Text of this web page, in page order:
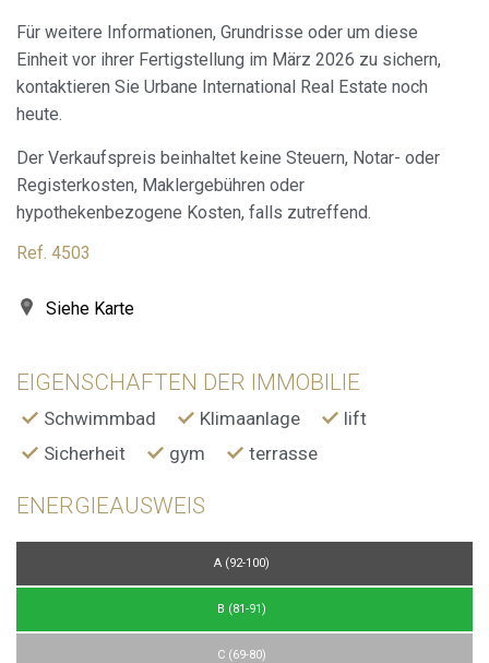
Für weitere Informationen, Grundrisse oder um diese
Einheit vor ihrer Fertigstellung im März 2026 zu sichern,
kontaktieren Sie Urbane International Real Estate noch
heute.
Der Verkaufspreis beinhaltet keine Steuern, Notar- oder
Registerkosten, Maklergebühren oder
hypothekenbezogene Kosten, falls zutreffend.
Ref. 4503
Siehe Karte
EIGENSCHAFTEN DER IMMOBILIE
Schwimmbad Klimaanlage
lift
Sicherheit
gym terrasse
ENERGIEAUSWEIS
A (92-100)
B (81-91)
C (69-80)